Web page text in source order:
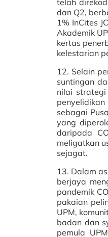
telah
dan Q2,
1% InCites
Akademik
kertas
kelestarian
12. Selain
suntingan
nilai strategi
sebagai
yang
daripada
meligatkan
sejagat.
13. Dalam
berjaya
pandemik
pakaian
UPM,
badan dan
pemula